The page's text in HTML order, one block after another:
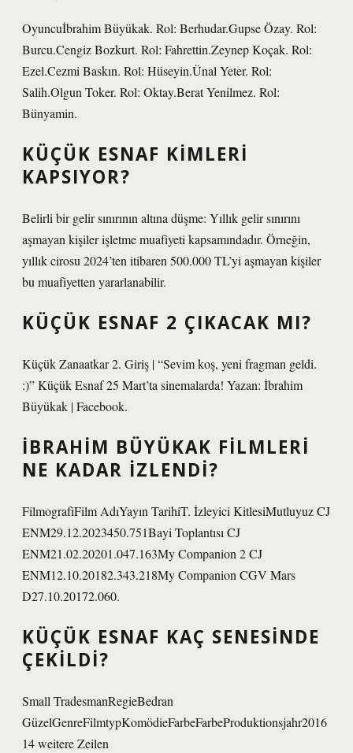
Oyuncuİbrahim Büyükak. Rol: Berhudar.Gupse Özay. Rol:
Burcu.Cengiz Bozkurt. Rol: Fahrettin.Zeynep Koçak. Rol:
Ezel.Cezmi Baskın. Rol: Hüseyin.Ünal Yeter. Rol:
Salih.Olgun Toker. Rol: Oktay.Berat Yenilmez. Rol:
Bünyamin.
KÜÇÜK ESNAF KIMLERI
KAPSIYOR?
Belirli bir gelir sınırının altına düşme: Yıllık gelir sınırını
aşmayan kişiler işletme muafiyeti kapsamındadır. Örneğin,
yıllık cirosu 2024’ten itibaren 500.000 TL’yi aşmayan kişiler
bu muafiyetten yararlanabilir.
KÜÇÜK ESNAF 2 ÇIKACAK MI?
Küçük Zanaatkar 2. Giriş | “Sevim koş, yeni fragman geldi.
:)” Küçük Esnaf 25 Mart’ta sinemalarda! Yazan: İbrahim
Büyükak | Facebook.
İBRAHIM BÜYÜKAK FILMLERI
NE KADAR IZLENDI?
FilmografiFilm AdıYayın TarihiT. İzleyici KitlesiMutluyuz CJ
ENM29.12.2023450.751Bayi Toplantısı CJ
ENM21.02.20201.047.163My Companion 2 CJ
ENM12.10.20182.343.218My Companion CGV Mars
D27.10.20172.060.
KÜÇÜK ESNAF KAÇ SENESINDE
ÇEKILDI?
Small TradesmanRegieBedran
GüzelGenreFilmtypKomödieFarbeFarbeProduktionsjahr2016
14 weitere Zeilen